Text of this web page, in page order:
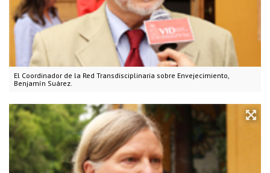
El Coordinador de la Red Transdisciplinaria sobre Envejecimiento,
Benjamín Suárez.